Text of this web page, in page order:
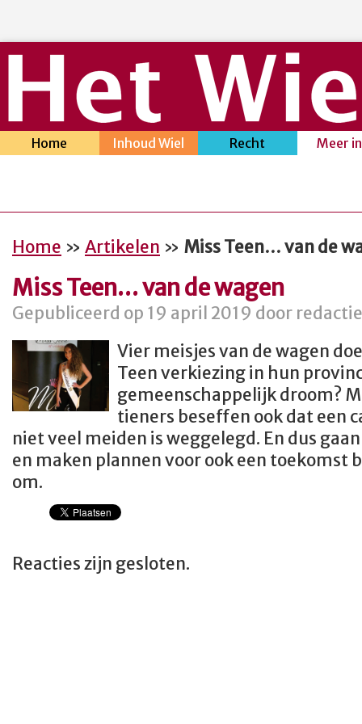
Home Inhoud Wiel Recht Meer
Home » Artikelen » Miss Teen… van de
Miss Teen… van de wagen
Gepubliceerd op 19 april 2019 door
Vier meisjes van de wagen
Teen verkiezing in hun
gemeenschappelijk droom?
tieners beseffen ook dat een
niet veel meiden is weggelegd. En dus
en maken plannen voor ook een toekomst
om.
Reacties zijn gesloten.